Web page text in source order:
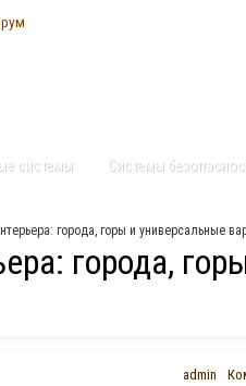
системы Системы
города, горы и универсальные
города,
admin